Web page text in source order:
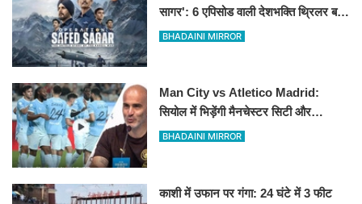
सागर': 6 एपिसोड वाली देशभक्ति थ्रिलर बनी
नंबर-1 ट्रेंडिंग सीरीज
BHADAINI MIRROR
Man City vs Atletico Madrid:
सियोल में भिड़ेंगी मैनचेस्टर सिटी और
एटलेटिको मैड्रिड
BHADAINI MIRROR
काशी में उफान पर गंगा: 24 घंटे में 3 फीट